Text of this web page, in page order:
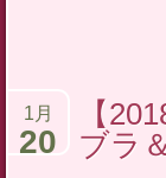
【
ブラ
1月
20